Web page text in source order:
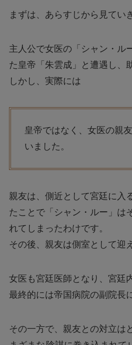
まずは、あらすじから見てい
主人公で女医の「シャン・ル
た皇帝「朱雲成」と遭遇し、
しかし、実際には
皇帝ではなく、女医の親
いました。
親友は、側近として宮廷に入
たことで「シャン・ルー」は
れてしまったわけです。
その後、親友は側室として迎
女医も宮廷医師となり、宮廷
最終的には帝国病院の副院長
その一方で、親友との対立は